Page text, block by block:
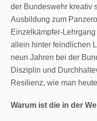
der Bundeswehr kreativ
Ausbildung zum
Einzelkämpfer-
allein hinter feindlichen
neun Jahren bei der
Disziplin und
Resilienz, wie man
Warum ist die in der